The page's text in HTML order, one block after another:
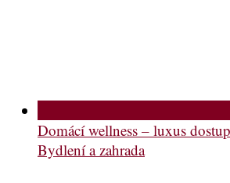
Domácí wellness – luxus
Bydlení a zahrada